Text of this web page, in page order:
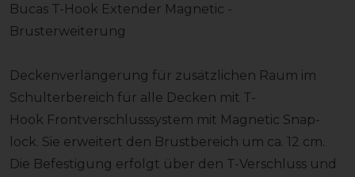
Bucas T-Hook Extender Magnetic -
Brusterweiterung
Deckenverlängerung für zusätzlichen Raum im
Schulterbereich für alle Decken mit T-
Hook Frontverschlusssystem mit Magnetic Snap-
lock. Sie erweitert den Brustbereich um ca. 12 cm.
Die Befestigung erfolgt über den T-Verschluss und